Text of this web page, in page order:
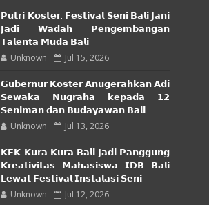
𝗣𝘂𝘁𝗿𝗶 𝗞𝗼𝘀𝘁𝗲𝗿: 𝗙𝗲𝘀𝘁𝗶𝘃𝗮𝗹 𝗦𝗲𝗻𝗶 𝗕𝗮𝗹𝗶 𝗝𝗮𝗻𝗶
𝗝𝗮𝗱𝗶 𝗪𝗮𝗱𝗮𝗵 𝗣𝗲𝗻𝗴𝗲𝗺𝗯𝗮𝗻𝗴𝗮𝗻
𝗧𝗮𝗹𝗲𝗻𝘁𝗮 𝗠𝘂𝗱𝗮 𝗕𝗮𝗹𝗶
Unknown Jul 15, 2026
𝗚𝘂𝗯𝗲𝗿𝗻𝘂𝗿 𝗞𝗼𝘀𝘁𝗲𝗿 𝗔𝗻𝘂𝗴𝗲𝗿𝗮𝗵𝗸𝗮𝗻 𝗔𝗱𝗶
𝗦𝗲𝘄𝗮𝗸𝗮 𝗡𝘂𝗴𝗿𝗮𝗵𝗮 𝗸𝗲𝗽𝗮𝗱𝗮 𝟭𝟮
𝗦𝗲𝗻𝗶𝗺𝗮𝗻 𝗱𝗮𝗻 𝗕𝘂𝗱𝗮𝘆𝗮𝘄𝗮𝗻 𝗕𝗮𝗹𝗶
Unknown Jul 13, 2026
𝗞𝗘𝗞 𝗞𝘂𝗿𝗮 𝗞𝘂𝗿𝗮 𝗕𝗮𝗹𝗶 𝗝𝗮𝗱𝗶 𝗣𝗮𝗻𝗴𝗴𝘂𝗻𝗴
𝗞𝗿𝗲𝗮𝘁𝗶𝘃𝗶𝘁𝗮𝘀 𝗠𝗮𝗵𝗮𝘀𝗶𝘀𝘄𝗮 𝗜𝗗𝗕 𝗕𝗮𝗹𝗶
𝗟𝗲𝘄𝗮𝘁 𝗙𝗲𝘀𝘁𝗶𝘃𝗮𝗹 𝗜𝗻𝘀𝘁𝗮𝗹𝗮𝘀𝗶 𝗦𝗲𝗻𝗶
Unknown Jul 12, 2026